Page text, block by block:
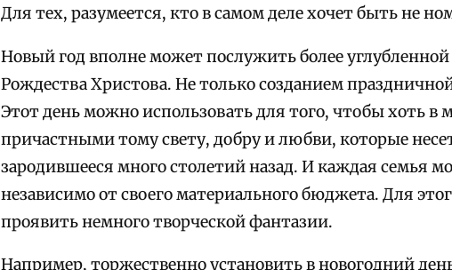
Для тех, разумеется, кто в самом деле хочет быть не
Новый год вполне может послужить более углубленной
Рождества Христова. Не только созданием
Этот день можно использовать для того, чтобы хоть в
причастными тому свету, добру и любви, которые
зародившееся много столетий назад. И каждая семья
независимо от своего материального бюджета. Для
проявить немного творческой фантазии.
Например, торжественно установить в новогодний